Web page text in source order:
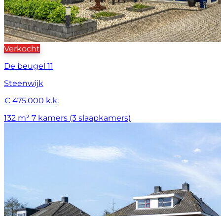
Verkocht
De beugel 11
Steenwijk
€ 475.000 k.k.
132 m² 7 kamers (3 slaapkamers)